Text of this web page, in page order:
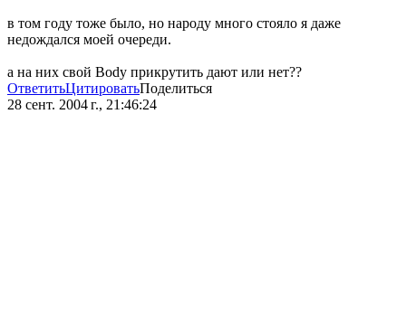
в том году тоже было, но народу много стояло я даже
недождался моей очереди.
а на них свой Body прикрутить дают или нет??
ОтветитьЦитироватьПоделиться
28 сент. 2004 г., 21:46:24